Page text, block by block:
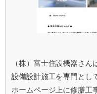
（株）富士住設機器さ
設備設計施工を専門とし
ホームページ上に修膳工